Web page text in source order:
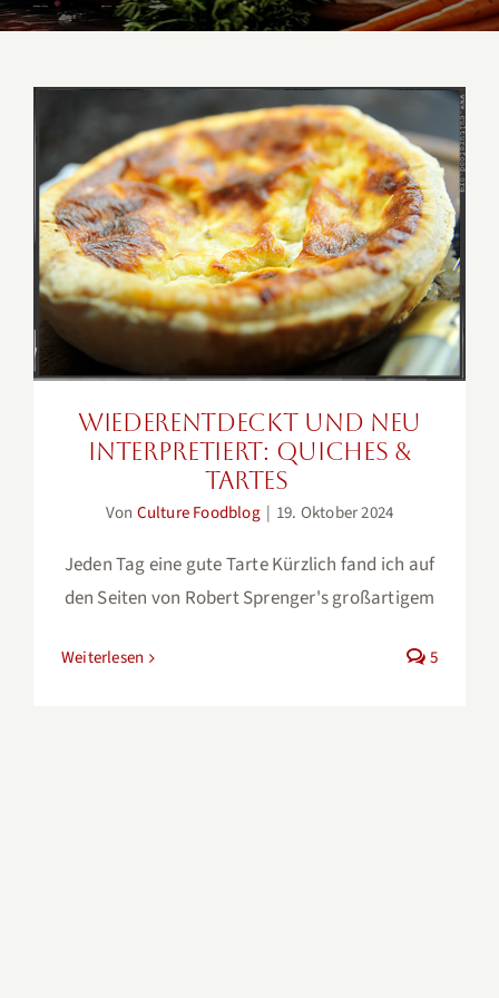
Wiederentdeckt und neu
interpretiert: Quiches & Tartes
Wiederentdeckt und neu
interpretiert: Quiches &
Tartes
Von Culture Foodblog | 19. Oktober 2024
Jeden Tag eine gute Tarte Kürzlich fand ich auf
den Seiten von Robert Sprenger's großartigem
Weiterlesen 5